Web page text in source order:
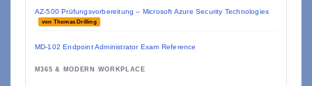
AZ-500 Prüfungsvorbereitung – Microsoft Azure Security Technologies
von Thomas Drilling
MD-102 Endpoint Administrator Exam Reference
M365 & MODERN WORKPLACE